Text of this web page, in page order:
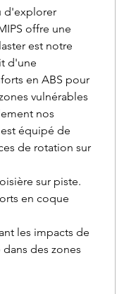
d'explorer
offre une
est notre
d'une
en ABS pour
vulnérables
nos
équipé de
de rotation sur
sur piste.
en coque
les impacts de
des zones